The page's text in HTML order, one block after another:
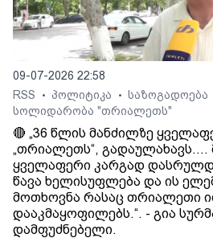
09-07-2026 22:58
RSS
• პოლიტიკა • საზოგადოება
სოლიდარობა "თრიალეთს"
🔴 „36 წლის მანძილზე
„თრიალეთს“,
ყველაფერი კარგად
წავა ხელისუფლება და ის
მოთხოვნა რასაც თრიალეთი
დააკმაყოფილებს.“. - გია
დამფუძნებელი.